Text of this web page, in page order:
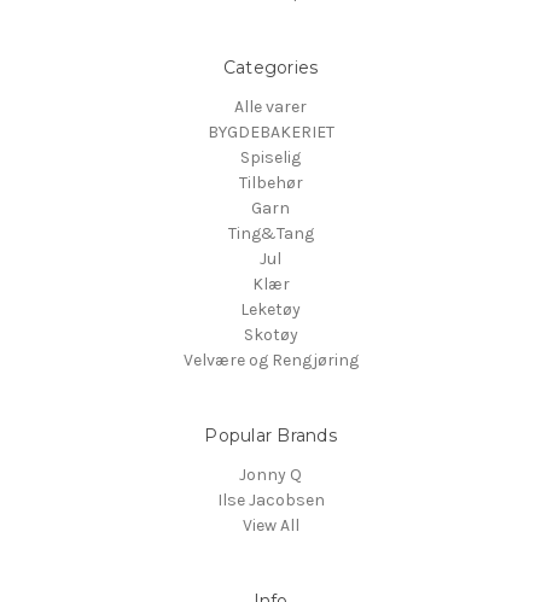
Categories
Alle varer
BYGDEBAKERIET
Spiselig
Tilbehør
Garn
Ting&Tang
Jul
Klær
Leketøy
Skotøy
Velvære og Rengjøring
Popular Brands
Jonny Q
Ilse Jacobsen
View All